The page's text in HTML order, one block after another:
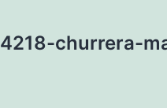
4218-churrera-